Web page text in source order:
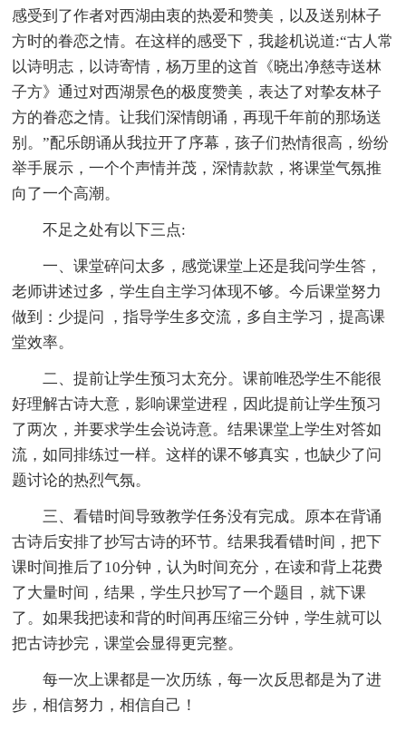
感受到了作者对西湖由衷的热爱和赞美，以及送别林子
方时的眷恋之情。在这样的感受下，我趁机说道:“古人常
以诗明志，以诗寄情，杨万里的这首《晓出净慈寺送林
子方》通过对西湖景色的极度赞美，表达了对挚友林子
方的眷恋之情。让我们深情朗诵，再现千年前的那场送
别。”配乐朗诵从我拉开了序幕，孩子们热情很高，纷纷
举手展示，一个个声情并茂，深情款款，将课堂气氛推
向了一个高潮。
不足之处有以下三点:
一、课堂碎问太多，感觉课堂上还是我问学生答，
老师讲述过多，学生自主学习体现不够。今后课堂努力
做到：少提问 ，指导学生多交流，多自主学习，提高课
堂效率。
二、提前让学生预习太充分。课前唯恐学生不能很
好理解古诗大意，影响课堂进程，因此提前让学生预习
了两次，并要求学生会说诗意。结果课堂上学生对答如
流，如同排练过一样。这样的课不够真实，也缺少了问
题讨论的热烈气氛。
三、看错时间导致教学任务没有完成。原本在背诵
古诗后安排了抄写古诗的环节。结果我看错时间，把下
课时间推后了10分钟，认为时间充分，在读和背上花费
了大量时间，结果，学生只抄写了一个题目，就下课
了。如果我把读和背的时间再压缩三分钟，学生就可以
把古诗抄完，课堂会显得更完整。
每一次上课都是一次历练，每一次反思都是为了进
步，相信努力，相信自己！